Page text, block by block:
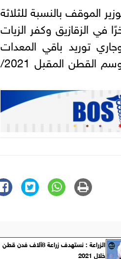
الموقف بالنسبة للثلاثة
في الزقازيق وكفر الزيات
توريد باقي المعدات
تمهيدا لتركيبها وتشغيل الثلاثة محالج خلال موسم القطن المقبل 2021/
الزراعة : نستهدف زراعة 8آلاف فدن قطن
خلال 2021